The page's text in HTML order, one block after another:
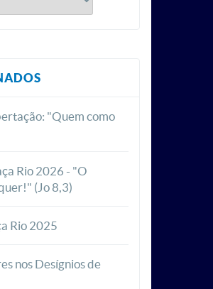
"Quem como
Rio 2026 - "O
(Jo 8,3)
Rio 2025
nos Desígnios de